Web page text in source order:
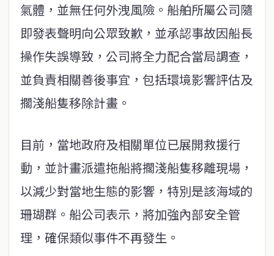
氣體，並無任何外洩風險。船舶所屬公司隨
即發表聲明向公眾致歉，並承認事故因船長
操作失誤導致，公司將全力配合當局調查，
並負責相關善後事宜，包括環境影響評估及
擱淺船隻移除計畫。
目前，當地政府及相關單位已展開救援行
動，並計畫派遣拖船將擱淺船隻移離現場，
以減少對當地生態的影響，特別是該海域的
珊瑚群。船公司表示，將加強內部安全管
理，確保類似事件不再發生。